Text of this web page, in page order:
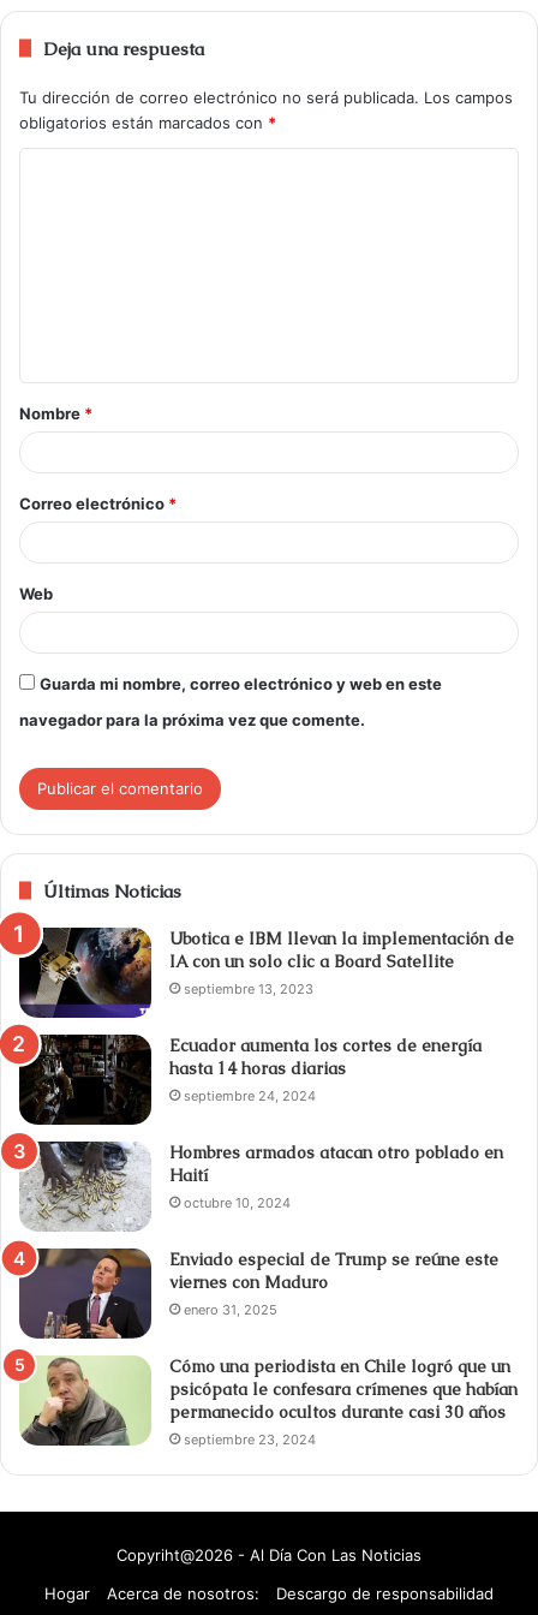
Deja una respuesta
Tu dirección de correo electrónico no será publicada. Los campos
obligatorios están marcados con *
Nombre *
Correo electrónico *
Web
Guarda mi nombre, correo electrónico y web en este
navegador para la próxima vez que comente.
Últimas Noticias
Ubotica e IBM llevan la implementación de
IA con un solo clic a Board Satellite
septiembre 13, 2023
Ecuador aumenta los cortes de energía
hasta 14 horas diarias
septiembre 24, 2024
Hombres armados atacan otro poblado en
Haití
octubre 10, 2024
Enviado especial de Trump se reúne este
viernes con Maduro
enero 31, 2025
Cómo una periodista en Chile logró que un
psicópata le confesara crímenes que habían
permanecido ocultos durante casi 30 años
septiembre 23, 2024
Copyriht@2026 - Al Día Con Las Noticias
Hogar
Acerca de nosotros: Descargo de responsabilidad